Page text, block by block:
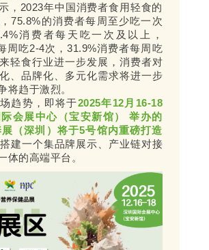
，2023年中国消费者食用轻食的
75.8%的消费者每周至少吃一次
消费者每天吃一次及以上，
周吃2-4次，31.9%消费者每周吃
轻食行业进一步发展，消费者对
、品牌化、多元化需求将进一步
将趋于激烈。
趋势，即将于2025年12月16-18
会展中心（宝安新馆） 举办的
（深圳）将于5号馆内重磅打造
搭建一个集品牌展示、产业链对接
体的高端平台。